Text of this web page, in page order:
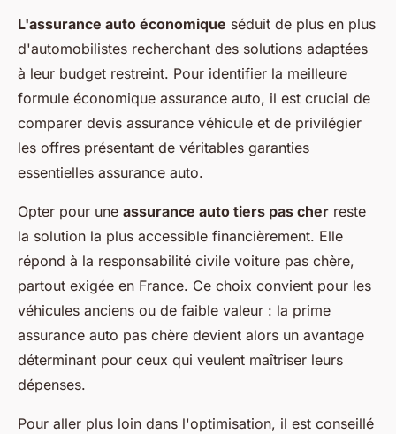
L'assurance auto économique séduit de plus en plus
d'automobilistes recherchant des solutions adaptées
à leur budget restreint. Pour identifier la meilleure
formule économique assurance auto, il est crucial de
comparer devis assurance véhicule et de privilégier
les offres présentant de véritables garanties
essentielles assurance auto.
Opter pour une assurance auto tiers pas cher reste
la solution la plus accessible financièrement. Elle
répond à la responsabilité civile voiture pas chère,
partout exigée en France. Ce choix convient pour les
véhicules anciens ou de faible valeur : la prime
assurance auto pas chère devient alors un avantage
déterminant pour ceux qui veulent maîtriser leurs
dépenses.
Pour aller plus loin dans l'optimisation, il est conseillé